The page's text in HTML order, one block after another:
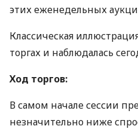
этих еженедельных
Классическая
торгах и наблюдалась
Ход торгов:
В самом начале сессии
незначительно ниже